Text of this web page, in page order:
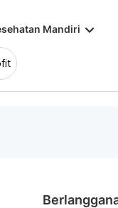
Mandiri keyboard_arrow_down